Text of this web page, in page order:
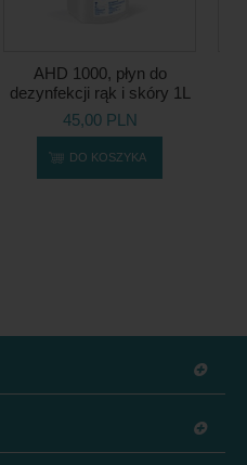
AHD 1000, płyn do
dezynfekcji rąk i skóry 1L
45,00 PLN
DO KOSZYKA